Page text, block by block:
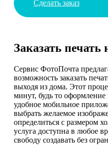
Сделать заказ
Заказать печать
Сервис ФотоПочта
возможность заказать
выходя из дома. Этот
минут, будь то оформление
удобное мобильное
выбрать желаемое
определиться с размером
услуга доступна в любое
свободу создавать без